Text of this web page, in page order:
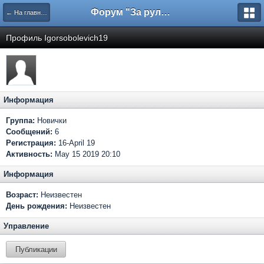
← На главную Форум "За рулем"
Профиль Igorsobolevich19
Информация
Группа: Новички
Сообщений: 6
Регистрация: 16-April 19
Активность: May 15 2019 20:10
Информация
Возраст: Неизвестен
День рождения: Неизвестен
Управление
Публикации